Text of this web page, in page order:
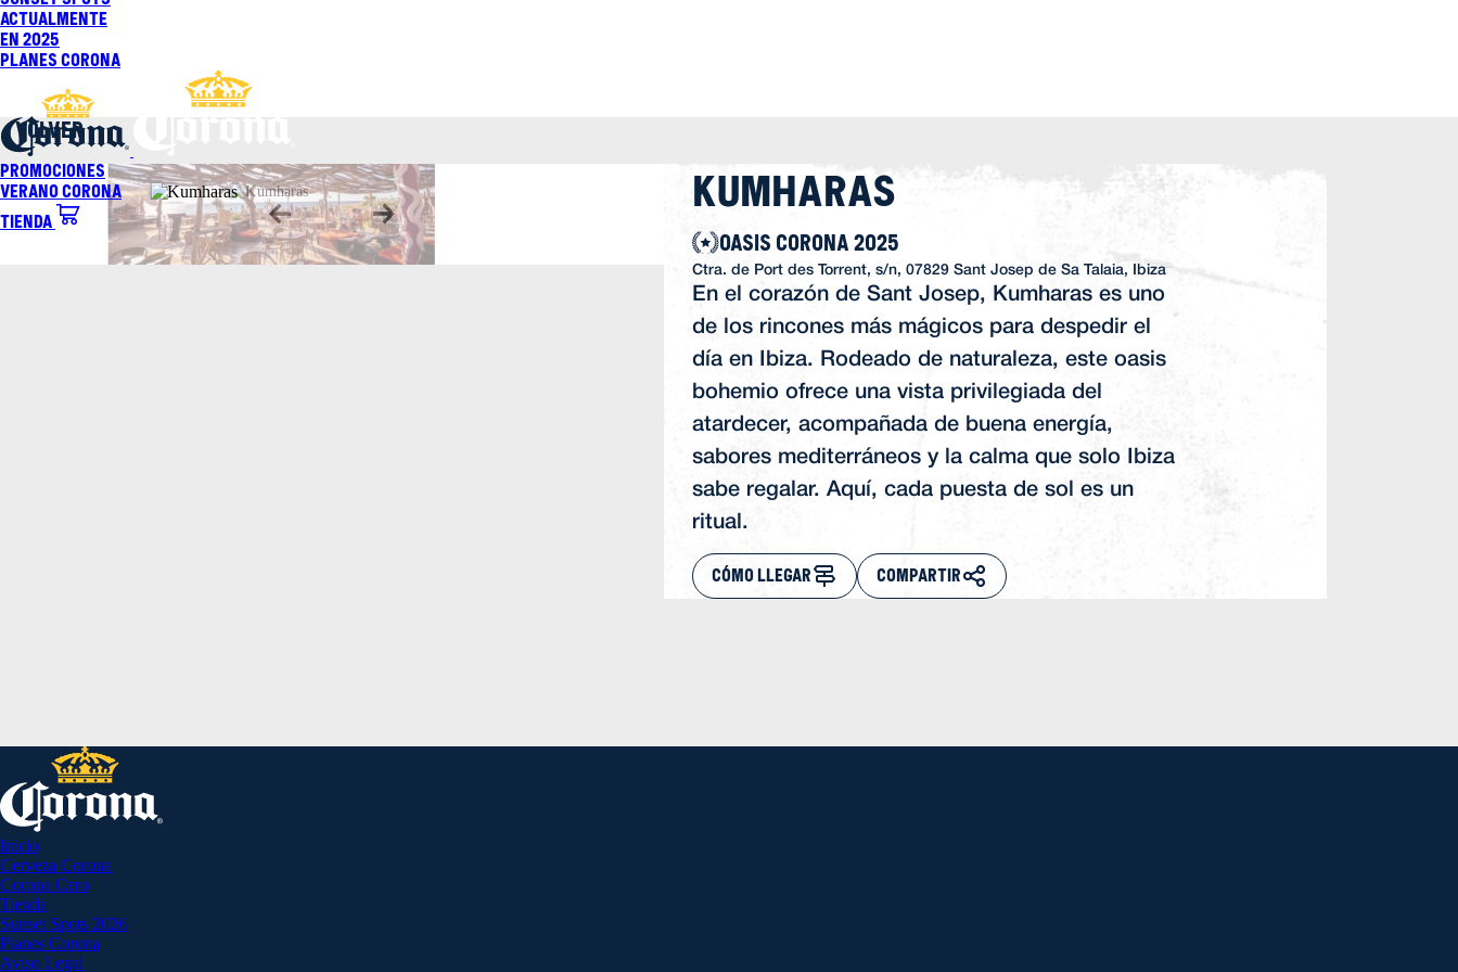
Saltar
al
contenido
Actualmente
En 2025
Planes Corona
Promociones
Verano Corona
Tienda
VOLVER
Kumharas
OASIS CORONA 2025
Ctra. de Port des Torrent, s/n, 07829 Sant Josep de Sa Talaia, Ibiza
En el corazón de Sant Josep, Kumharas es uno
de los rincones más mágicos para despedir el
día en Ibiza. Rodeado de naturaleza, este oasis
bohemio ofrece una vista privilegiada del
atardecer, acompañada de buena energía,
sabores mediterráneos y la calma que solo Ibiza
sabe regalar. Aquí, cada puesta de sol es un
ritual.
CÓMO LLEGAR COMPARTIR
Inicio
Cerveza Corona
Corona Cero
Tienda
Sunset Spots 2026
Planes Corona
Aviso Legal